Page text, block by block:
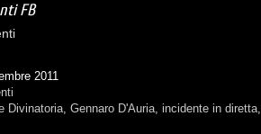
FB
2011
Divinatoria, Gennaro D'Auria, incidente in diretta,